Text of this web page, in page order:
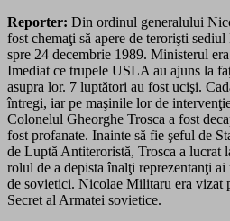
Reporter: Din ordinul generalului
fost chemaţi să apere de terorişti
spre 24 decembrie 1989. Ministerul
Imediat ce trupele USLA au ajuns la
asupra lor. 7 luptători au fost ucişi.
întregi, iar pe maşinile lor de
Colonelul Gheorghe Trosca a fost
fost profanate. Inainte să fie şeful de
de Luptă Antiteroristă, Trosca a lucrat
rolul de a depista înalţi reprezentanţi
de sovietici. Nicolae Militaru era vizat
Secret al Armatei sovietice.